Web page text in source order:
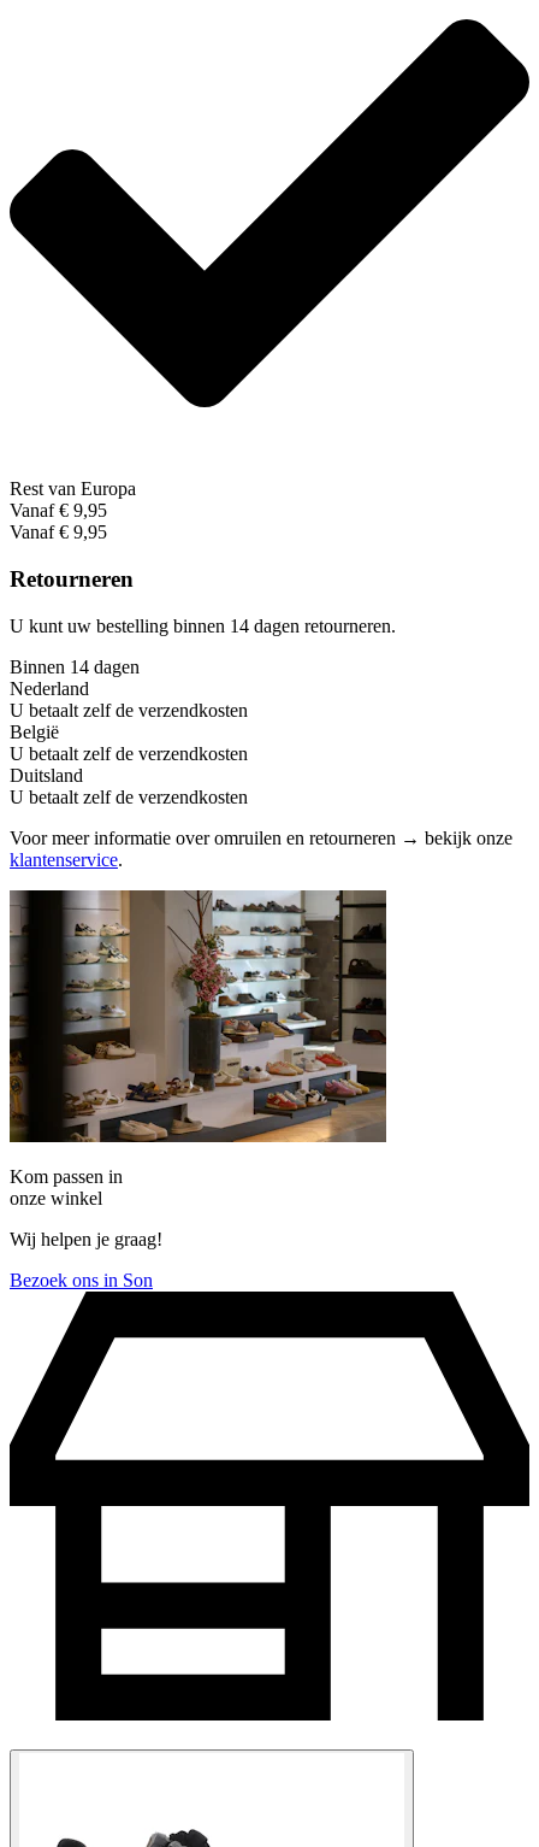
Rest van Europa
Vanaf € 9,95
Vanaf € 9,95
Retourneren
U kunt uw bestelling binnen 14 dagen retourneren.
Binnen 14 dagen
Nederland
U betaalt zelf de verzendkosten
België
U betaalt zelf de verzendkosten
Duitsland
U betaalt zelf de verzendkosten
Voor meer informatie over omruilen en retourneren → bekijk onze
klantenservice.
Kom passen in
onze winkel
Wij helpen je graag!
Bezoek ons in Son